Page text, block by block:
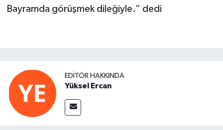
Bayramda görüşmek dileğiyle.” dedi
EDITÖR HAKKINDA
Yüksel Ercan